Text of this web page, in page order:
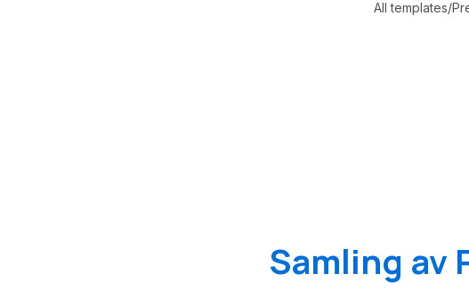
All templates/
Samling av